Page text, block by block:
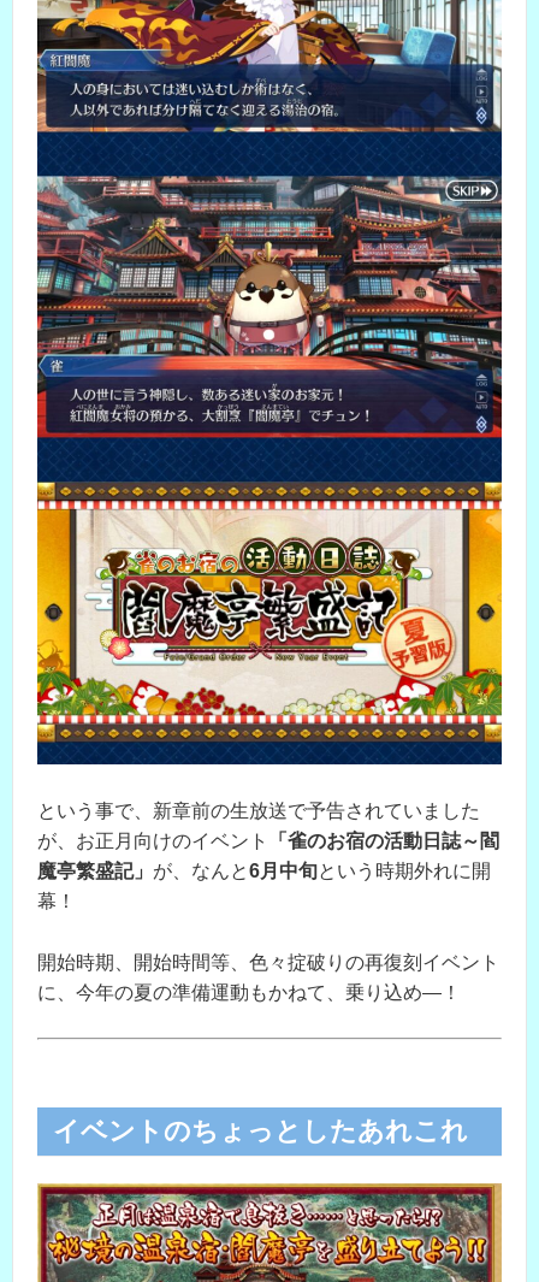
という事で、新章前の生放送で予告されていました
が、お正月向けのイベント
「雀のお宿の活動日誌～閻
魔亭繁盛記」 が、なんと6月中旬という時期外れに開
幕！
開始時期、開始時間等、色々掟破りの再復刻イベント
に、今年の夏の準備運動もかねて、乗り込め―！
イベントのちょっとしたあれこれ